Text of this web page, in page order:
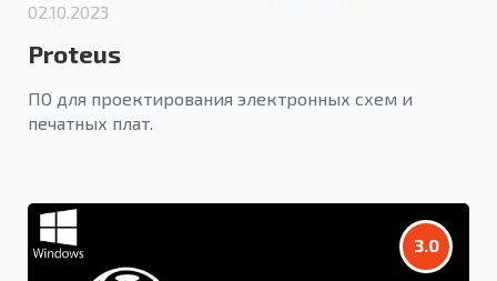
02.10.2023
Proteus
ПО для проектирования электронных схем и
печатных плат.
3.0